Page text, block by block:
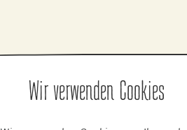
Wir verwenden Cookies